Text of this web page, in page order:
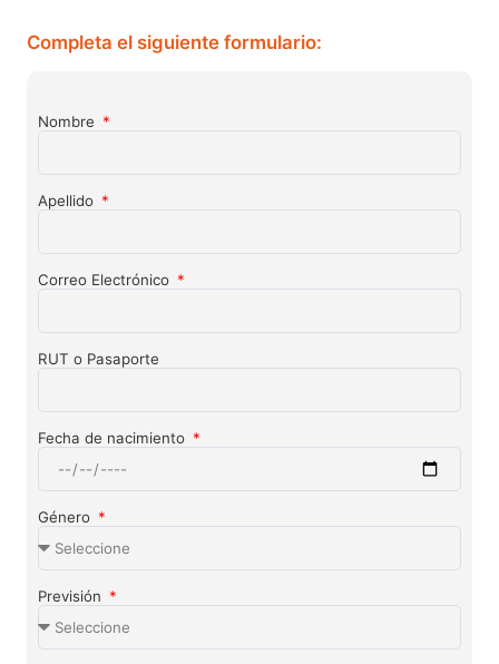
Completa el siguiente formulario:
Nombre
Apellido
Correo Electrónico
RUT o Pasaporte
Fecha de nacimiento
Género
Previsión